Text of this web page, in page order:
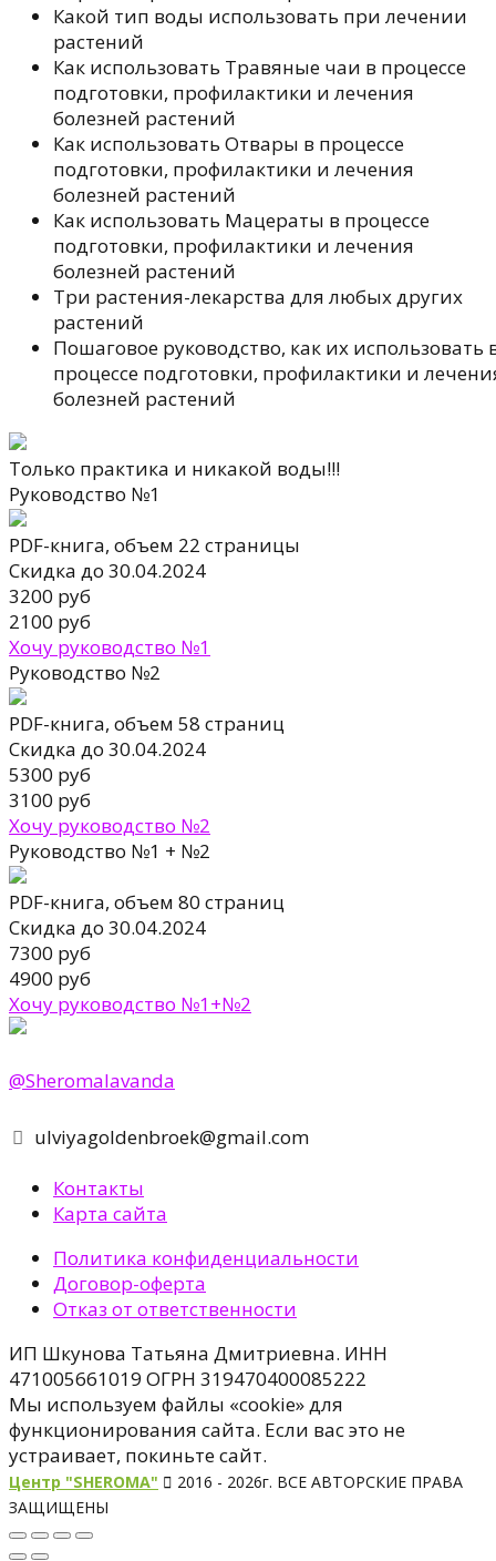
Какой тип воды использовать при лечении
растений
Как использовать Травяные чаи в процессе
подготовки, профилактики и лечения
болезней растений
Как использовать Отвары в процессе
подготовки, профилактики и лечения
болезней растений
Как использовать Мацераты в процессе
подготовки, профилактики и лечения
болезней растений
Три растения-лекарства для любых других
растений
Пошаговое руководство, как их использовать
процессе подготовки, профилактики и
болезней растений
Только практикa и никакой воды!!!
Руководство №1
PDF-книга, объем 22 страницы
Скидка до 30.04.2024
3200 руб
2100 руб
Хочу руководство №1
Руководство №2
PDF-книга, объем 58 страниц
Скидка до 30.04.2024
5300 руб
3100 руб
Хочу руководство №2
Руководство №1 + №2
PDF-книга, объем 80 страниц
Скидка до 30.04.2024
7300 руб
4900 руб
Хочу руководство №1+№2
@Sheromalavanda
ulviyagoldenbroek@gmail.com
Контакты
Карта сайта
Политика конфиденциальности
Договор-оферта
Отказ от ответственности
ИП Шкунова Татьяна Дмитриевна. ИНН
471005661019 ОГРН 319470400085222
Мы используем файлы «cookie» для
функционирования сайта. Если вас это не
устраивает, покиньте сайт.
Центр "SHEROMA"
2016 - 2026г. ВСЕ АВТОРСКИЕ ПРАВА
ЗАЩИЩЕНЫ